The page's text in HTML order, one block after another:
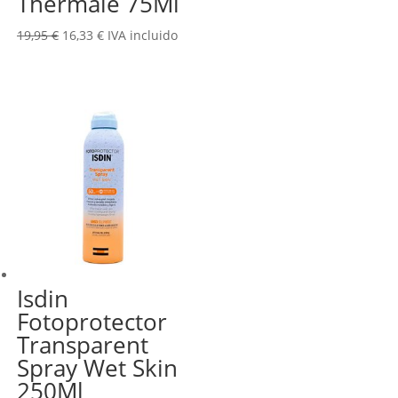
19,95€ El
19,95 €.
16,33 €El
16,33 €.
IVA incluido
Isdin
Fotoprotector
Transparent
Spray Wet Skin
250Ml